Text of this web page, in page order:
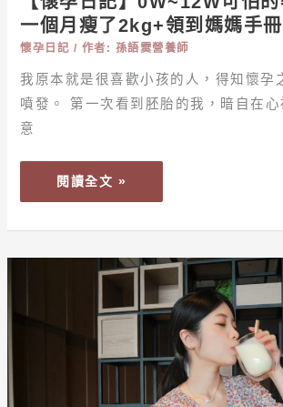
一個月瘦了2kg+領到媽媽手冊
懷孕日記 / 作者: 孫語霙營養師
我原本就是很喜歡小孩的人，得知懷孕
噴發。 第一次看到胚胎的我，暗自在
意
了
2KG+領
到
冊
閱讀全文 »